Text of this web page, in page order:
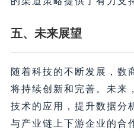
五、未来展望
随着科技的不断发展，数
将持续创新和完善。未来
技术的应用，提升数据分
与产业链上下游企业的合